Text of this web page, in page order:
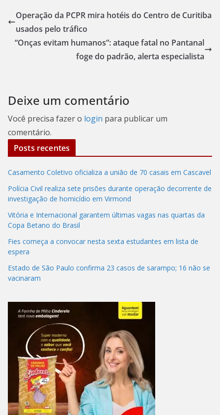
Operação da PCPR mira hotéis do Centro de Curitiba
usados pelo tráfico
“Onças evitam humanos”: ataque fatal no Pantanal
foge do padrão, alerta especialista
Deixe um comentário
Você precisa fazer o login para publicar um
comentário.
Posts recentes
Casamento Coletivo oficializa a união de 70 casais em Cascavel
Polícia Civil realiza sete prisões durante operação decorrente de
investigação de homicídio em Virmond
Vitória e Internacional garantem últimas vagas nas quartas da
Copa Betano do Brasil
Fies começa a convocar nesta sexta estudantes em lista de
espera
Estado de São Paulo confirma 23 casos de sarampo; 16 não se
vacinaram